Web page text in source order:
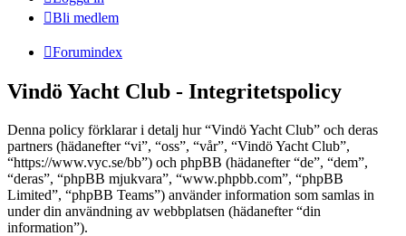
Bli medlem
Forumindex
Vindö Yacht Club - Integritetspolicy
Denna policy förklarar i detalj hur “Vindö Yacht Club” och deras
partners (hädanefter “vi”, “oss”, “vår”, “Vindö Yacht Club”,
“https://www.vyc.se/bb”) och phpBB (hädanefter “de”, “dem”,
“deras”, “phpBB mjukvara”, “www.phpbb.com”, “phpBB
Limited”, “phpBB Teams”) använder information som samlas in
under din användning av webbplatsen (hädanefter “din
information”).